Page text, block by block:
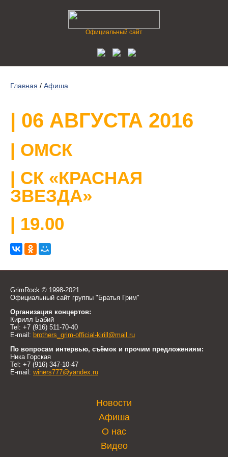
Официальный сайт
Главная / Афиша
| 06 АВГУСТА 2016
| ОМСК
| СК «КРАСНАЯ
ЗВЕЗДА»
| 19.00
GrimRock © 1998-2021
Официальный сайт группы "Братья Грим"
Организация концертов:
Кирилл Бабий
Tel: +7 (916) 511-70-40
E-mail: brothers_grim-official-kirill@mail.ru
По вопросам интервью, съёмок и прочим предложениям:
Ника Горская
Tel: +7 (916) 347-10-47
E-mail: winers777@yandex.ru
Новости
Афиша
О нас
Видео